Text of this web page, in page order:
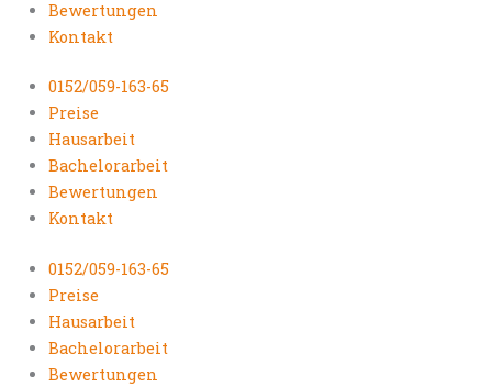
Bewertungen
Kontakt
0152/059-163-65
Preise
Hausarbeit
Bachelorarbeit
Bewertungen
Kontakt
0152/059-163-65
Preise
Hausarbeit
Bachelorarbeit
Bewertungen